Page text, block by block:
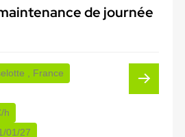
de journée
, France
h
01/27